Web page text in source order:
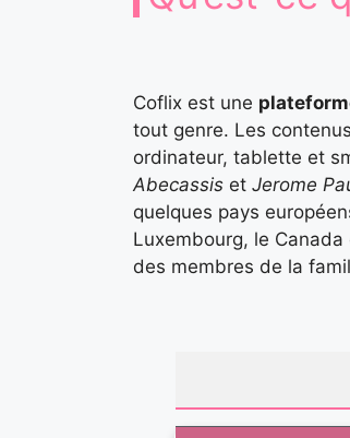
Coflix est une
tout genre. Les
ordinateur, tablette et
Abecassis et Jerome
quelques pays
Luxembourg, le
des membres de la